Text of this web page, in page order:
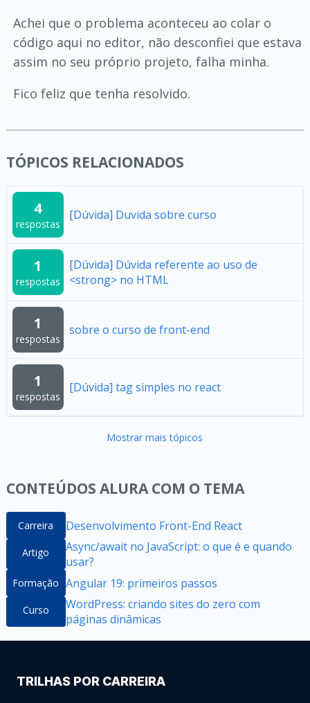
Achei que o problema aconteceu ao colar o
código aqui no editor, não desconfiei que estava
assim no seu próprio projeto, falha minha.
Fico feliz que tenha resolvido.
TÓPICOS RELACIONADOS
4
respostas
[Dúvida] Duvida sobre curso
1
respostas
[Dúvida] Dúvida referente ao uso de
<strong> no HTML
1
respostas
sobre o curso de front-end
1
respostas
[Dúvida] tag simples no react
Mostrar mais tópicos
CONTEÚDOS ALURA COM O TEMA
Carreira Desenvolvimento Front-End React
Artigo
Async/await no JavaScript: o que é e quando
usar?
Formação Angular 19: primeiros passos
Curso
WordPress: criando sites do zero com
páginas dinâmicas
TRILHAS POR CARREIRA